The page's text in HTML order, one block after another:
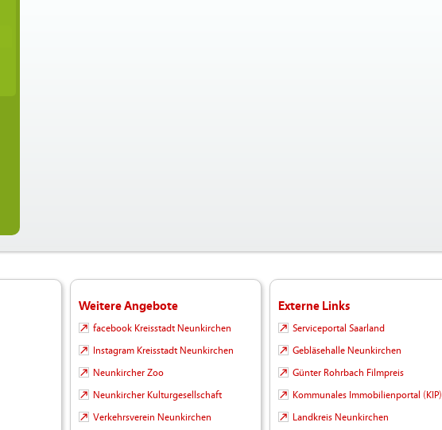
Weitere Angebote
facebook Kreisstadt Neunkirchen
Instagram Kreisstadt Neunkirchen
Neunkircher Zoo
Neunkircher Kulturgesellschaft
Verkehrsverein Neunkirchen
Externe Links
Serviceportal Saarland
Gebläsehalle Neunkirchen
Günter Rohrbach Filmpreis
Kommunales Immobilienportal (KIP)
Landkreis Neunkirchen